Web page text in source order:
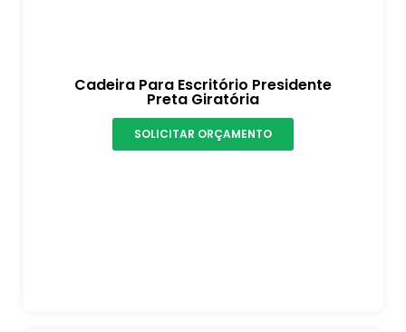
Cadeira Para Escritório Presidente
Preta Giratória
SOLICITAR ORÇAMENTO